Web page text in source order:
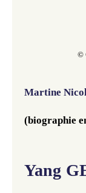
©
Martine
(biographie
Yang